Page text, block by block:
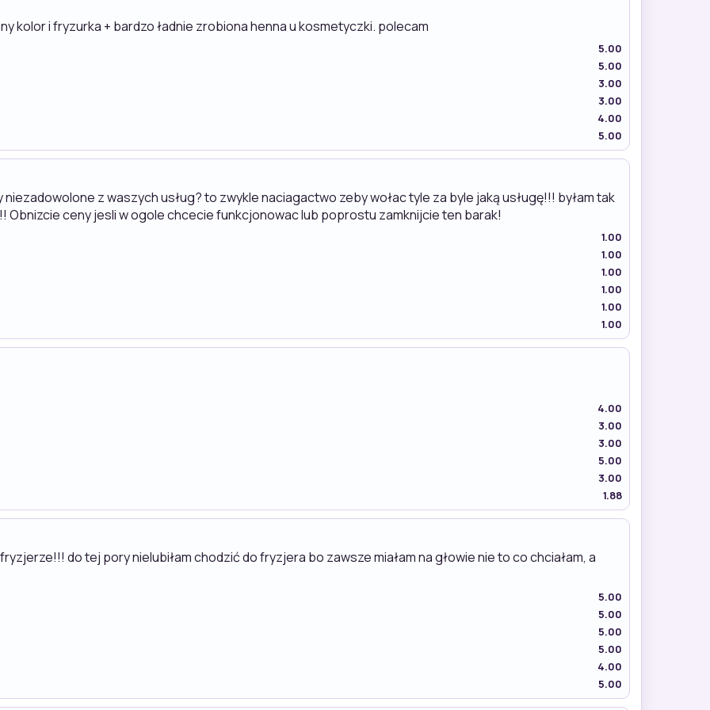
kolor i fryzurka + bardzo ładnie zrobiona henna u kosmetyczki. polecam
5.00
5.00
3.00
3.00
4.00
5.00
z waszych usług? to zwykle naciagactwo zeby wołac tyle za byle jaką usługę!!! byłam tak
Obnizcie ceny jesli w ogole chcecie funkcjonowac lub poprostu zamknijcie ten barak!
1.00
1.00
1.00
1.00
1.00
1.00
4.00
3.00
3.00
5.00
3.00
1.88
do tej pory nielubiłam chodzić do fryzjera bo zawsze miałam na głowie nie to co chciałam, a
5.00
5.00
5.00
5.00
4.00
5.00